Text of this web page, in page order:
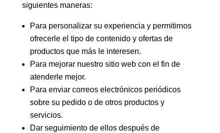
siguientes maneras:
Para personalizar su experiencia y permitirnos
ofrecerle el tipo de contenido y ofertas de
productos que más le interesen.
Para mejorar nuestro sitio web con el fin de
atenderle mejor.
Para enviar correos electrónicos periódicos
sobre su pedido o de otros productos y
servicios.
Dar seguimiento de ellos después de